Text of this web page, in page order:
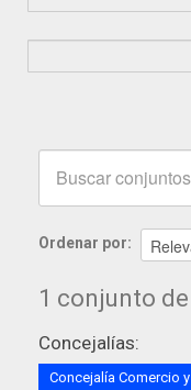
Ordenar por
1 conjunto
Concejalías:
Concejalía Comercio